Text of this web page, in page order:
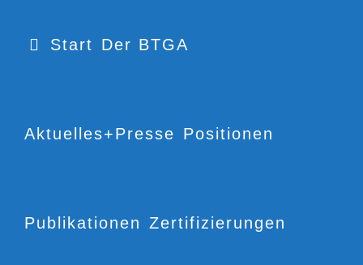
Start Der BTGA
Aktuelles+Presse Positionen
Publikationen Zertifizierungen